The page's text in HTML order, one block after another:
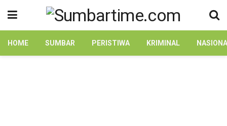
HOME SUMBAR PERISTIWA KRIMINAL